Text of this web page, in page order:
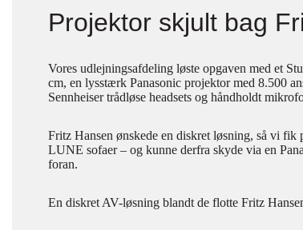
Projektor skjult bag
Vores udlejningsafdeling løste opgaven med et
cm, en lysstærk Panasonic projektor med 8.500
Sennheiser trådløse headsets og håndholdt
Fritz Hansen ønskede en diskret løsning, så vi fik
LUNE sofaer – og kunne derfra skyde via en
foran.
En diskret AV-løsning blandt de flotte Fritz